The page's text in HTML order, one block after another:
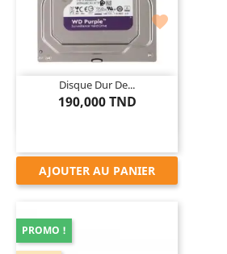

Disque Dur De...
190,000 TND
AJOUTER AU PANIER
PROMO !